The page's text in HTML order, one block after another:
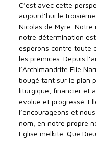
C’est avec cette
aujourd’hui le
Nicolas de Myre.
notre détermination
espérons contre toute
les prémices. Depuis
l’Archimandrite Elie
bougé tant sur le plan
liturgique, financier et
évolué et progressé.
l’encourageons et
nom, en notre propre
Eglise melkite. Que